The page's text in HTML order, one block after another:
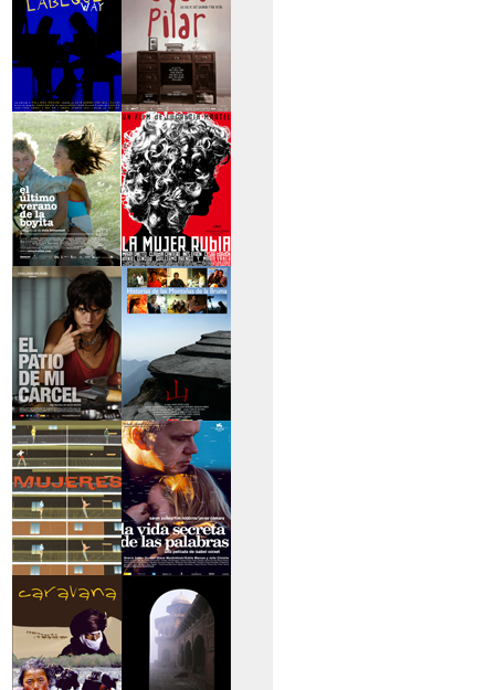
>The Labèque Way >José y Pilar
>El último verano de
la boyita
>La mujer rubia
>El patio de mi
cárcel
>Historias de las
montañas
>Serie mujeres
>La vida secreta de
las palabras